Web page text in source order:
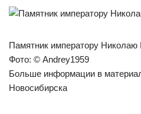
Памятник императору
Фото: © Andrey1959
Больше информации в
Новосибирска